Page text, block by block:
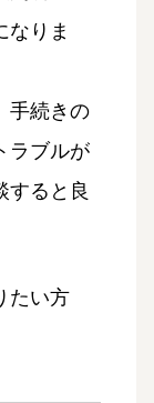
なりま
手続きの
ラブルが
すると良
たい方